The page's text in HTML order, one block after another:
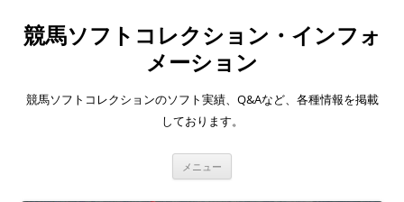
競馬ソフトコレクション・インフォ
メーション
競馬ソフトコレクションのソフト実績、Q&Aなど、各種情報を掲載
しております。
メニュー
ン